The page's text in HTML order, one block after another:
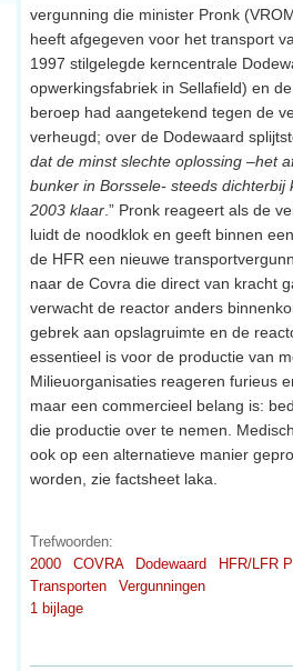
vergunning die minister Pronk
heeft afgegeven voor het transport
1997 stilgelegde kerncentrale
opwerkingsfabriek in Sellafield) en
beroep had aangetekend tegen de
verheugd; over de Dodewaard
dat de minst slechte oplossing –het
bunker in Borssele- steeds dichterbij
2003 klaar .” Pronk reageert als de
luidt de noodklok en geeft binnen
de HFR een nieuwe
naar de Covra die direct van kracht
verwacht de reactor anders
gebrek aan opslagruimte en de
essentieel is voor de productie van
Milieuorganisaties reageren furieus
maar een commercieel belang is:
die productie over te nemen.
ook op een alternatieve manier
worden, zie factsheet laka.
Trefwoorden:
2000
COVRA Dodewaard HFR/LFR
Transporten
Vergunningen
1 bijlage